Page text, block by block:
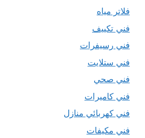
فلاتر مياه
فني تكييف
فني رسيفرات
فني ستلايت
فني صحي
فني كاميرات
فني كهربائي منازل
فني مكيفات